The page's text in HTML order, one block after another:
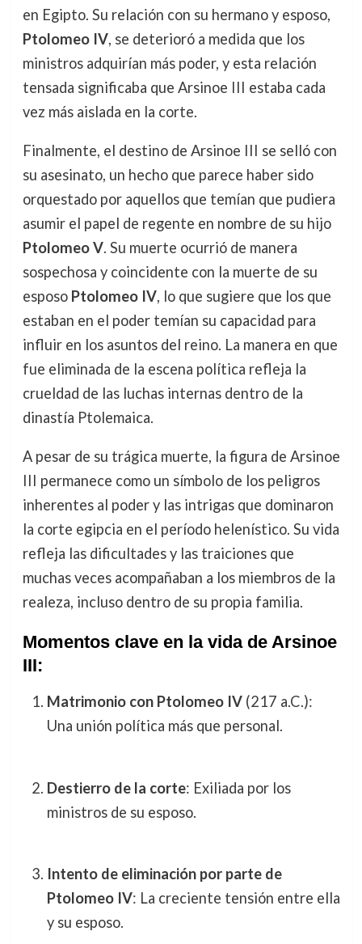
en Egipto. Su relación con su hermano y esposo,
Ptolomeo IV, se deterioró a medida que los
ministros adquirían más poder, y esta relación
tensada significaba que Arsinoe III estaba cada
vez más aislada en la corte.
Finalmente, el destino de Arsinoe III se selló con
su asesinato, un hecho que parece haber sido
orquestado por aquellos que temían que pudiera
asumir el papel de regente en nombre de su hijo
Ptolomeo V. Su muerte ocurrió de manera
sospechosa y coincidente con la muerte de su
esposo Ptolomeo IV, lo que sugiere que los que
estaban en el poder temían su capacidad para
influir en los asuntos del reino. La manera en que
fue eliminada de la escena política refleja la
crueldad de las luchas internas dentro de la
dinastía Ptolemaica.
A pesar de su trágica muerte, la figura de Arsinoe
III permanece como un símbolo de los peligros
inherentes al poder y las intrigas que dominaron
la corte egipcia en el período helenístico. Su vida
refleja las dificultades y las traiciones que
muchas veces acompañaban a los miembros de la
realeza, incluso dentro de su propia familia.
Momentos clave en la vida de Arsinoe
III:
Matrimonio con Ptolomeo IV(217 a.C.):
Una unión política más que personal.
Destierro de la corte: Exiliada por los
ministros de su esposo.
Intento de eliminación por parte de
Ptolomeo IV: La creciente tensión entre ella
y su esposo.